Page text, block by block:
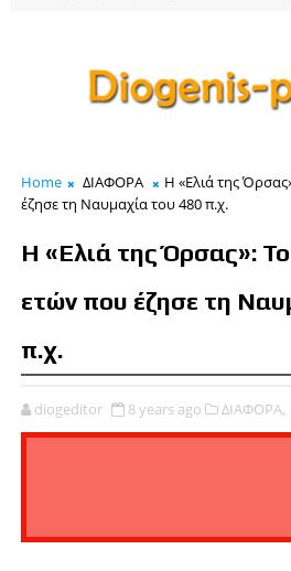
Home ΔΙΑΦΟΡΑ
Η «Ελιά της
έζησε τη Ναυμαχία του 480 π.χ.
Η «Ελιά της Όρσας»:
ετών που έζησε τη
π.χ.
diogeditor 8 years ago ΔΙΑΦΟΡΑ,